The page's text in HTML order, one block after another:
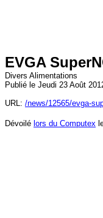
EVGA
Divers Alimentations
Publié le Jeudi 23 Août
URL: /news/12565/evga-
Dévoilé lors du Computex